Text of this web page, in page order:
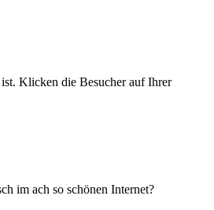
Klicken die Besucher auf Ihrer
im ach so schönen Internet?